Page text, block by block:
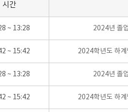
시간
~ 13:28 2024년 졸
~ 15:42 2024학년도 하
~ 13:28 2024년 졸
~ 15:42 2024학년도 하